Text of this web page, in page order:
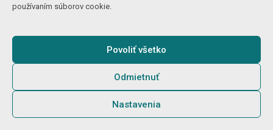
používaním súborov cookie.
Povoliť všetko
Odmietnuť
Nastavenia
Ůľava pri migréne
© 2025
GDPR
Cookies
Zodpovedné hranie